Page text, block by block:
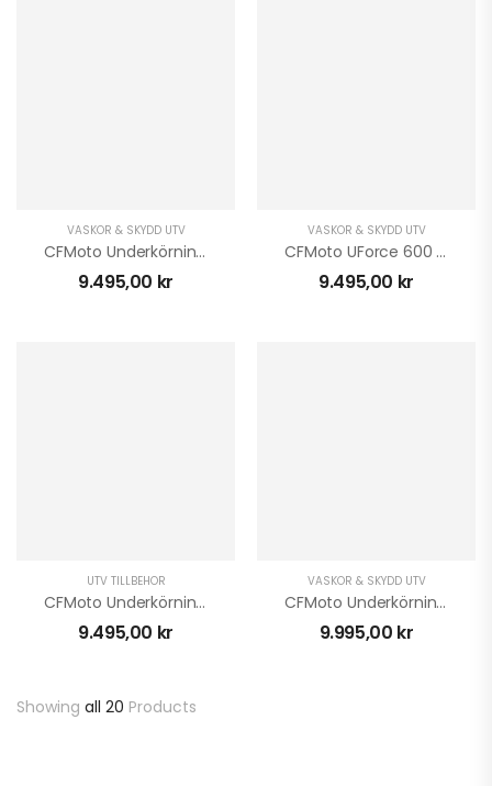
VÄSKOR & SKYDD UTV
CFMoto Underkörningsskydd ZForce 50/50 Plast/Alu
9.495,00 kr
VÄSKOR & SKYDD UTV
CFMoto UForce 600 50/50 Plast/Alu Skid Plate
9.495,00 kr
UTV TILLBEHÖR
CFMoto Underkörningsskydd Uforce 1000 Aluminium
9.495,00 kr
VÄSKOR & SKYDD UTV
CFMoto Underkörningsskydd ZForce 950 Sport
9.995,00 kr
Showing all 20 Products